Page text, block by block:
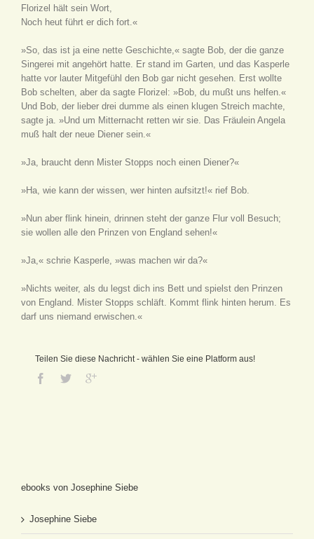
Florizel hält sein Wort,
Noch heut führt er dich fort.«
»So, das ist ja eine nette Geschichte,« sagte Bob, der die ganze
Singerei mit angehört hatte. Er stand im Garten, und das Kasperle
hatte vor lauter Mitgefühl den Bob gar nicht gesehen. Erst wollte
Bob schelten, aber da sagte Florizel: »Bob, du mußt uns helfen.«
Und Bob, der lieber drei dumme als einen klugen Streich machte,
sagte ja. »Und um Mitternacht retten wir sie. Das Fräulein Angela
muß halt der neue Diener sein.«
»Ja, braucht denn Mister Stopps noch einen Diener?«
»Ha, wie kann der wissen, wer hinten aufsitzt!« rief Bob.
»Nun aber flink hinein, drinnen steht der ganze Flur voll Besuch;
sie wollen alle den Prinzen von England sehen!«
»Ja,« schrie Kasperle, »was machen wir da?«
»Nichts weiter, als du legst dich ins Bett und spielst den Prinzen
von England. Mister Stopps schläft. Kommt flink hinten herum. Es
darf uns niemand erwischen.«
Teilen Sie diese Nachricht - wählen Sie eine Platform aus!
ebooks von Josephine Siebe
Josephine Siebe